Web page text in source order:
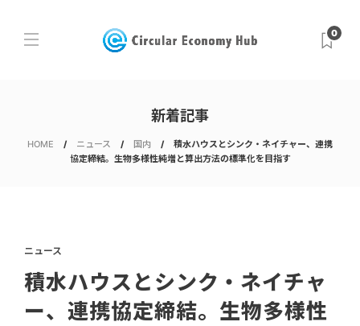
0
新着記事
HOME ニュース 国内
積水ハウスとシンク・ネイチャー、連携
協定締結。生物多様性純増と算出方法の標準化を目指す
ニュース
積水ハウスとシンク・ネイチャ
ー、連携協定締結。生物多様性